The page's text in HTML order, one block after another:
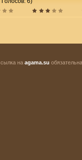
на agama.su